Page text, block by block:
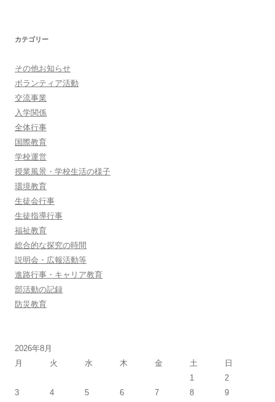
カテゴリー
その他お知らせ
ボランティア活動
交流事業
入学関係
全体行事
国際教育
学校運営
授業風景・学校生活の様子
環境教育
生徒会行事
生徒指導行事
福祉教育
総合的な探究の時間
説明会・広報活動等
進路行事・キャリア教育
部活動の記録
防災教育
2026年8月
月
火 水 木 金 土
日
1
2
3
4 5 6 7 8 9